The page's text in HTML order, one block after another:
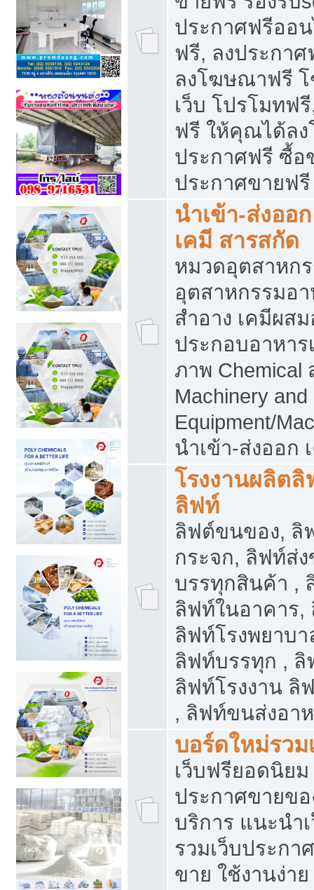
ประกาศฟรีออ
ฟรี, ลงประกา
ลงโฆษณาฟรี
เว็บ โปรโมทฟ
ฟรี ให้คุณได้ล
ประกาศฟรี ซื้อ
ประกาศขายฟรี
นำเข้า-ส่งออ
เคมี สารสกัด
หมวดอุตสาหก
อุตสาหกรรมอา
สำอาง เคมีผส
ประกอบอาหาร
ภาพ Chemical
Machinery
Equipment/
นำเข้า-ส่งออก
โรงงานผลิต
ลิฟท์
ลิฟต์ขนของ, ลิ
กระจก, ลิฟท์ส่
บรรทุกสินค้า ,
ลิฟท์ในอาคาร,
ลิฟท์โรงพยาบ
ลิฟท์บรรทุก ,
ลิฟท์โรงงาน ลิ
, ลิฟท์ขนส่งอา
บอร์ดใหม่รว
เว็บฟรียอดนิย
ประกาศขายข
บริการ แนะนำ
รวมเว็บประกา
ขาย ใช้งานง่าย